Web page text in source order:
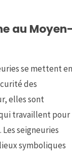
au Moyen-
se mettent en
des
elles sont
travaillent pour
seigneuries
symboliques